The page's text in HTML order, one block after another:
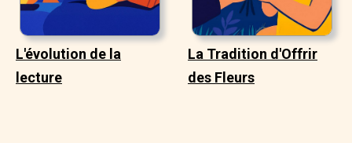
L'évolution de la
lecture
La Tradition d'Offrir
des Fleurs